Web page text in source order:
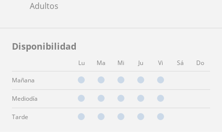
Adultos
Disponibilidad
Lu Ma Mi Ju Vi Sá Do
Mañana
Mediodía
Tarde